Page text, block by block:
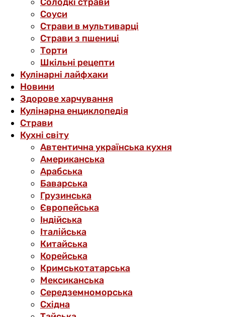
Соуси
Страви в мультиварці
Страви з пшениці
Торти
Шкільні рецепти
Кулінарні лайфхаки
Новини
Здорове харчування
Кулінарна енциклопедія
Страви
Кухні світу
Автентична українська кухня
Американська
Арабська
Баварська
Грузинська
Європейська
Індійська
Італійська
Китайська
Корейська
Кримськотатарська
Мексиканська
Середземноморська
Східна